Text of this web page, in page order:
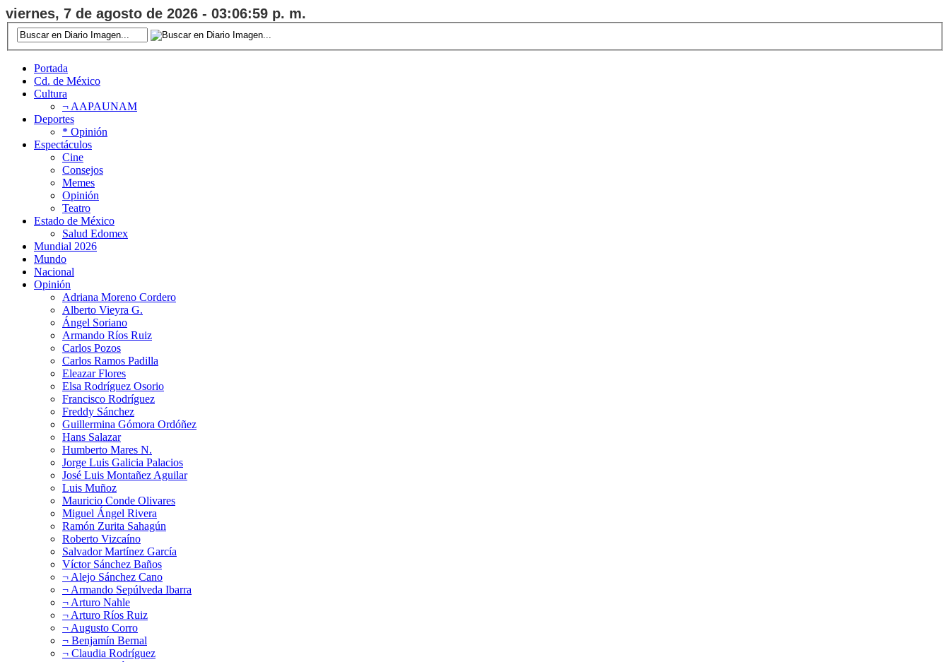
viernes, 7 de agosto de 2026 - 03:07:00 p. m.
Portada
Cd. de México
Cultura
¬ AAPAUNAM
Deportes
* Opinión
Espectáculos
Cine
Consejos
Memes
Opinión
Teatro
Estado de México
Salud Edomex
Mundial 2026
Mundo
Nacional
Opinión
Adriana Moreno Cordero
Alberto Vieyra G.
Ángel Soriano
Armando Ríos Ruiz
Carlos Pozos
Carlos Ramos Padilla
Eleazar Flores
Elsa Rodríguez Osorio
Francisco Rodríguez
Freddy Sánchez
Guillermina Gómora Ordóñez
Hans Salazar
Humberto Mares N.
Jorge Luis Galicia Palacios
José Luis Montañez Aguilar
Luis Muñoz
Mauricio Conde Olivares
Miguel Ángel Rivera
Ramón Zurita Sahagún
Roberto Vizcaíno
Salvador Martínez García
Víctor Sánchez Baños
¬ Alejo Sánchez Cano
¬ Armando Sepúlveda Ibarra
¬ Arturo Nahle
¬ Arturo Ríos Ruiz
¬ Augusto Corro
¬ Benjamín Bernal
¬ Claudia Rodríguez